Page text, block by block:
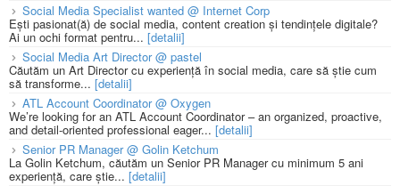
Social Media Specialist wanted @ Internet Corp
Ești pasionat(ă) de social media, content creation și tendințele digitale?
Ai un ochi format pentru... [detalii]
Social Media Art Director @ pastel
Căutăm un Art Director cu experiență în social media, care să știe cum
să transforme... [detalii]
ATL Account Coordinator @ Oxygen
We’re looking for an ATL Account Coordinator – an organized, proactive,
and detail-oriented professional eager... [detalii]
Senior PR Manager @ Golin Ketchum
La Golin Ketchum, căutăm un Senior PR Manager cu minimum 5 ani
experiență, care știe... [detalii]